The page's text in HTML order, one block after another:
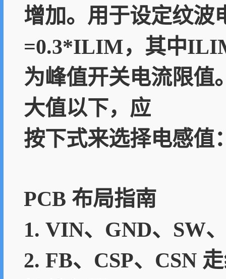
增加。用于设定纹
=0.3*ILIM，其中
为峰值开关电流限值
大值以下，应
按下式来选择电感值
PCB 布局指南
1. VIN、GND、SW
2. FB、CSP、CSN